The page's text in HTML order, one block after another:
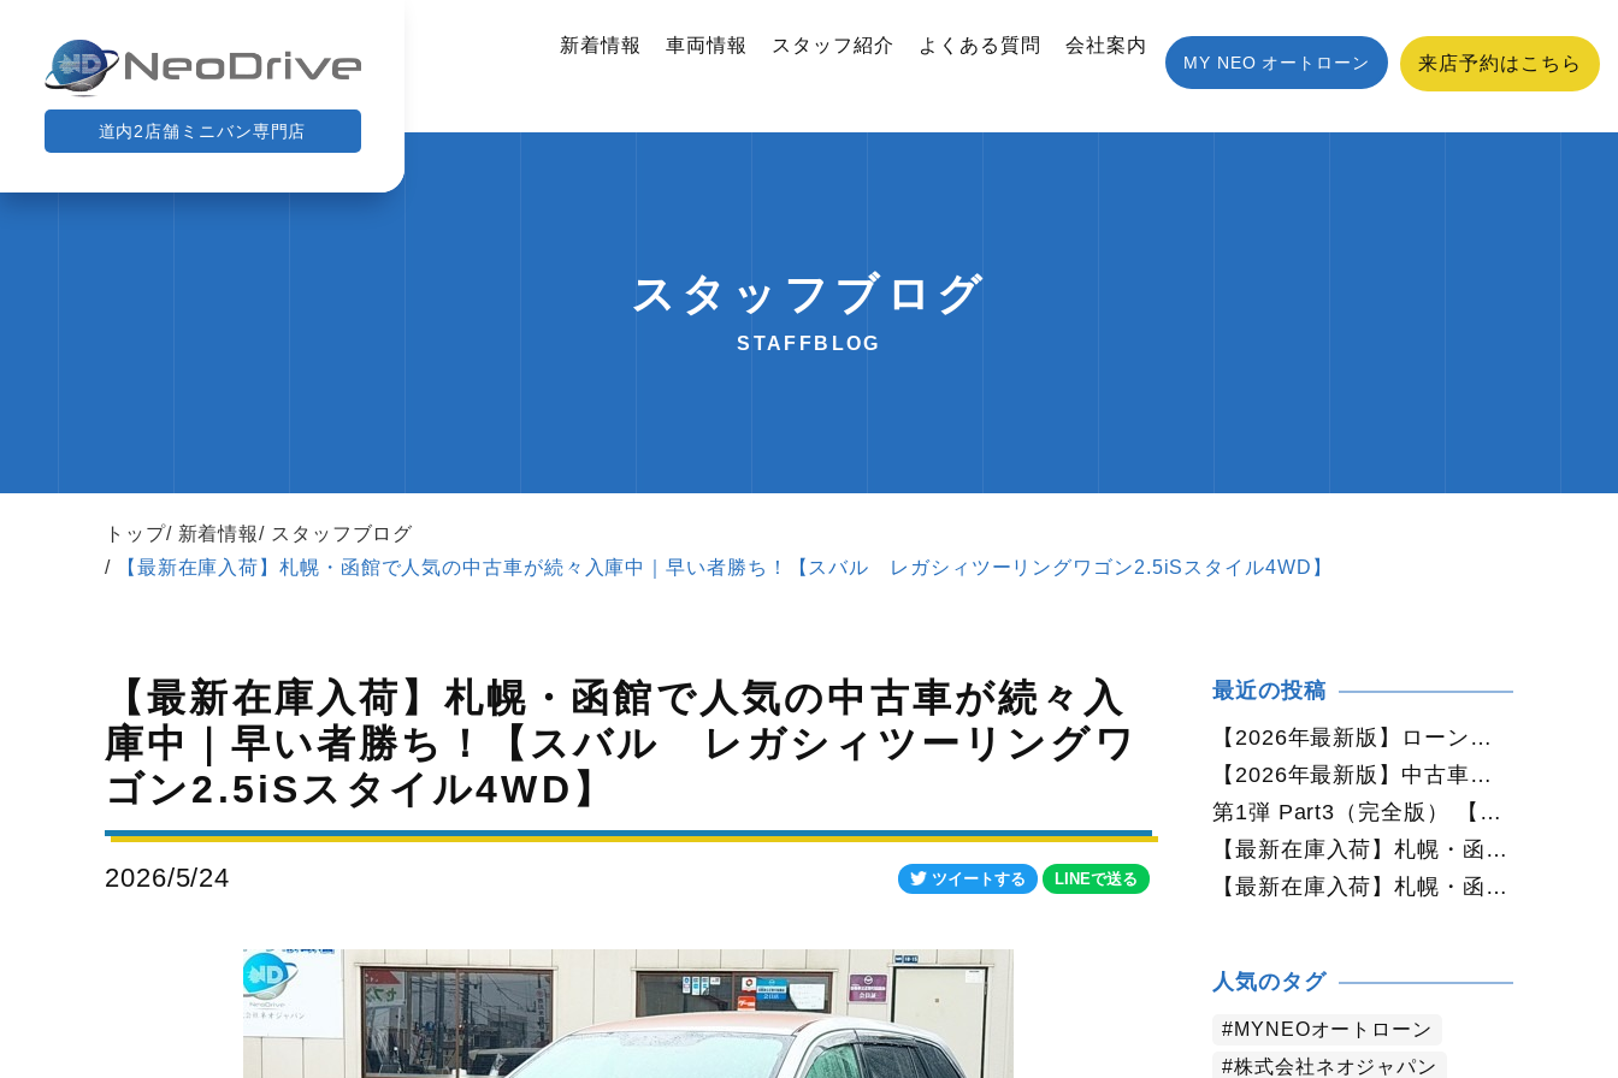
道内2店舗ミニバン専門店
新着情報 車両情報 スタッフ紹介 よくある質問 会社案内
MY NEO オートローン 来店予約はこちら
スタッフブログ
STAFFBLOG
トップ 新着情報
スタッフブログ
【最新在庫入荷】札幌・函館で人気の中古車が続々入庫中｜早い者勝ち！【スバル レガシィツーリングワゴン2.5iSスタイル4WD】
【最新在庫入荷】札幌・函館で人気の中古車が続々入
庫中｜早い者勝ち！【スバル レガシィツーリングワ
ゴン2.5iSスタイル4WD】
2026/5/24 ツイートする LINEで送る
最近の投稿
【2026年最新版】ローンに不安がある方へ｜ネオドライブローンの窓口で新しいカーライフをサポート
【2026年最新版】中古車購入でよくある質問20選｜初めての方でも失敗しない完全ガイド【札幌・北海道対応】
第1弾 Part3（完全版） 【2026年最新版】中古車購入でよくある質問20選｜初めての方でも失敗しない完全ガイド【札幌・北海道対応】
【最新在庫入荷】札幌・函館で人気の中古車が続々入庫中｜早い者勝ち！【日産 セレナ2.0HスターVセレクション+Safety 4WD】
【最新在庫入荷】札幌・函館で人気の中古車が続々入庫中｜早い者勝ち！【ホンダ オデッセイ2.4Mエアロパッケージ 4WD】
人気のタグ
MYNEOオートローン
株式会社ネオジャパン